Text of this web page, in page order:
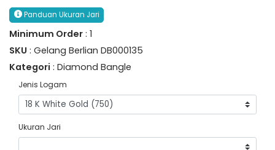
Panduan Ukuran Jari
Minimum Order : 1
SKU : Gelang Berlian DB000135
Kategori : Diamond Bangle
Jenis Logam
Ukuran Jari